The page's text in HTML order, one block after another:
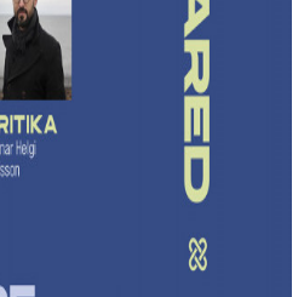
egy
– Ragnar Helgi
könyvtára